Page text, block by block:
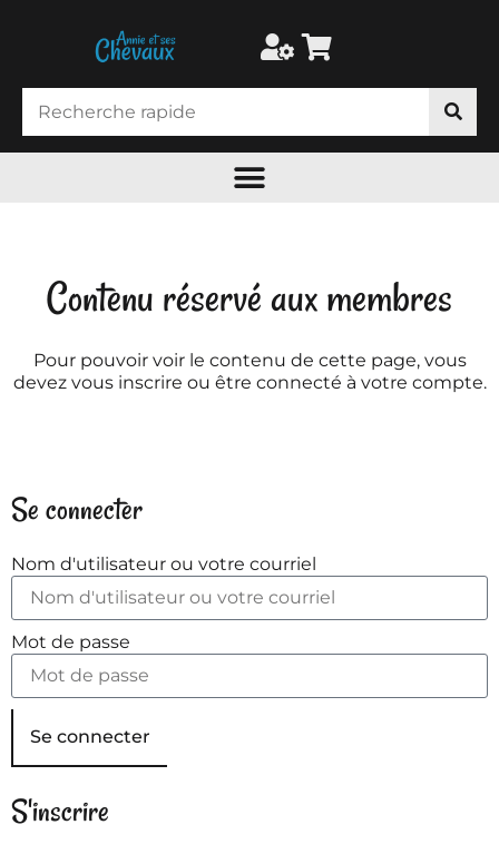
Contenu réservé aux membres
Pour pouvoir voir le contenu de cette page, vous
devez vous inscrire ou être connecté à votre compte.
Se connecter
Nom d'utilisateur ou votre courriel
Mot de passe
Se connecter
S'inscrire